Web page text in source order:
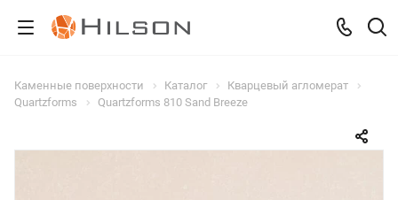
Каменные поверхности Каталог
Кварцевый агломерат
Quartzforms
Quartzforms 810 Sand Breeze